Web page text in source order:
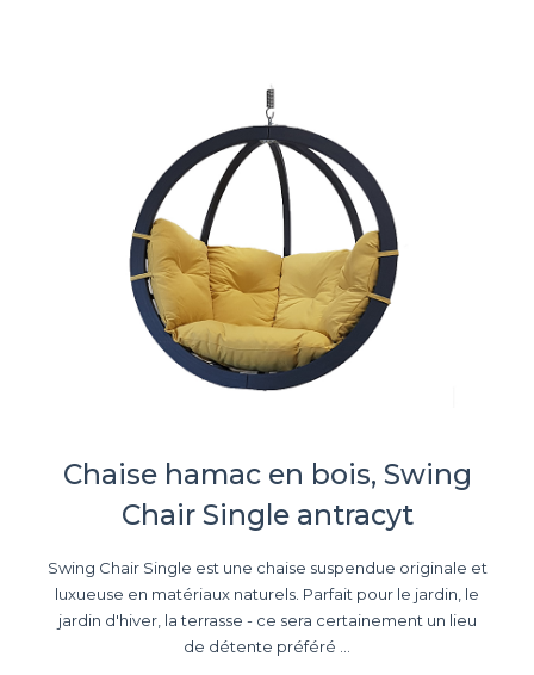
Chaise hamac en bois, Swing
Chair Single antracyt
Swing Chair Single est une chaise suspendue originale et
luxueuse en matériaux naturels. Parfait pour le jardin, le
jardin d'hiver, la terrasse - ce sera certainement un lieu
de détente préféré ...